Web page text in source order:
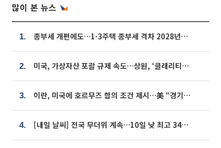
많이 본 뉴스
1. 종부세 개편에도…1·3주택 종부세 격차 2028년부터 확대
2. 미국, 가상자산 포괄 규제 속도…상원, ‘클래리티법’ 9월 절차투표 추진
3. 이란, 미국에 호르무즈 합의 조건 제시…美 “경기 아직 안 끝나” [종합]
4. [내일 날씨] 전국 무더위 계속…10일 낮 최고 34도 육박